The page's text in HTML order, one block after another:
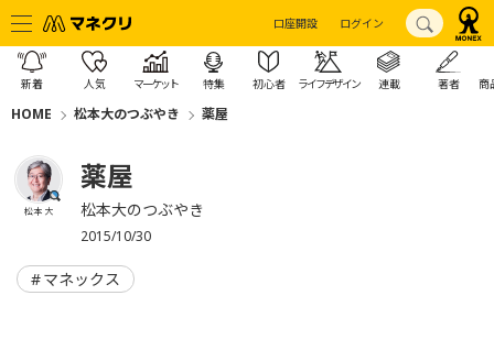
口座開設 ログイン
新着 人気 マーケット 特集 初心者 ライフデザイン 連載 著者 商
HOME 松本大のつぶやき 薬屋
松本 大
薬屋
松本大のつぶやき
2015/10/30
マネックス